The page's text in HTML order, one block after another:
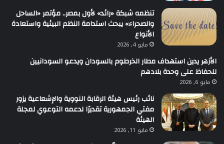
تنظمه شبكة «رائد» لأول بمصر.. مؤتمر «الساحل
والصحراء» يبحث استدامة النظم البيئية واستعادة
الأنواع
مايو 4, 2026
الأزهر يدين استهداف مطار الخرطوم بالسودان ويدعو السودانيين
للحفاظ على وحدة بلادهم
مايو 6, 2026
نائب رئيس هيئة الرقابة النووية والإشعاعية يزور
مفتي الجمهورية تقديرًا لدعمه التوعوي لمجلة
الهيئة
مايو 11, 2026